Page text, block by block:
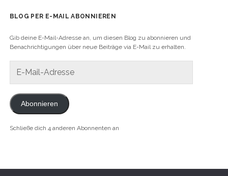
BLOG PER E-MAIL ABONNIEREN
Gib deine E-Mail-Adresse an, um diesen Blog zu abonnieren und
Benachrichtigungen über neue Beiträge via E-Mail zu erhalten.
Mail-
Adresse
Abonnieren
Schließe dich 4 anderen Abonnenten an